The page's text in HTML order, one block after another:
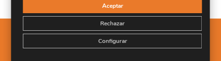
Salidas Profesionales
Aceptar
Rechazar
Configurar